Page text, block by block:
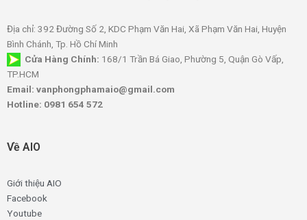
Địa chỉ: 392 Đường Số 2, KDC Phạm Văn Hai, Xã Phạm Văn Hai, Huyện
Bình Chánh, Tp. Hồ Chí Minh
Cửa Hàng Chính: 168/1 Trần Bá Giao, Phường 5, Quận Gò Vấp,
TP.HCM
Email: vanphongphamaio@gmail.com
Hotline: 0981 654 572
Về AIO
Giới thiệu AIO
Facebook
Youtube